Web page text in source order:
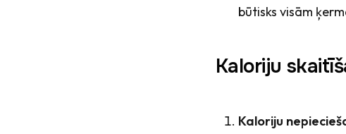
būtisks visām
Kaloriju
Kaloriju